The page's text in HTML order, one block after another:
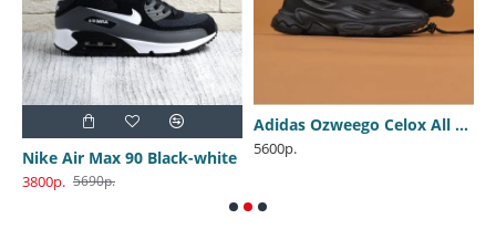
Nike Air Max 90 Black-white
3800р. 5690р.
Adidas Ozweego Celox All Black
5600р.